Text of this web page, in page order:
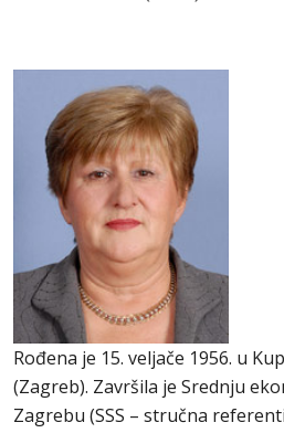
Rođena je 15. veljače 1956. u
(Zagreb). Završila je Srednju
Zagrebu (SSS – stručna